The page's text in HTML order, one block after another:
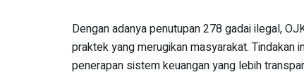
Dengan adanya penutupan 278 gadai ilegal,
praktek yang merugikan masyarakat. Tindakan
penerapan sistem keuangan yang lebih